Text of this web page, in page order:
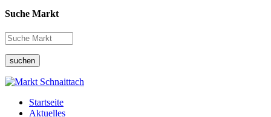
Suche Markt
suchen
Startseite
Aktuelles